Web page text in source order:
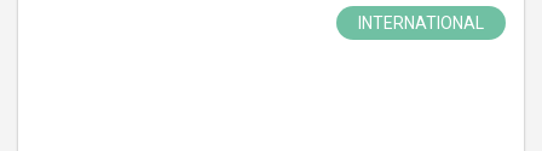
INTERNATIONAL